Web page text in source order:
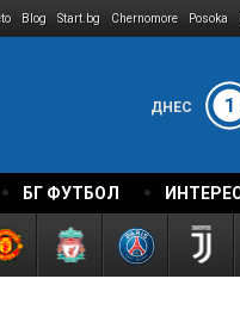
Blog Start.bg Chernomore Posoka
ДНЕС 1
БГ ФУТБОЛ